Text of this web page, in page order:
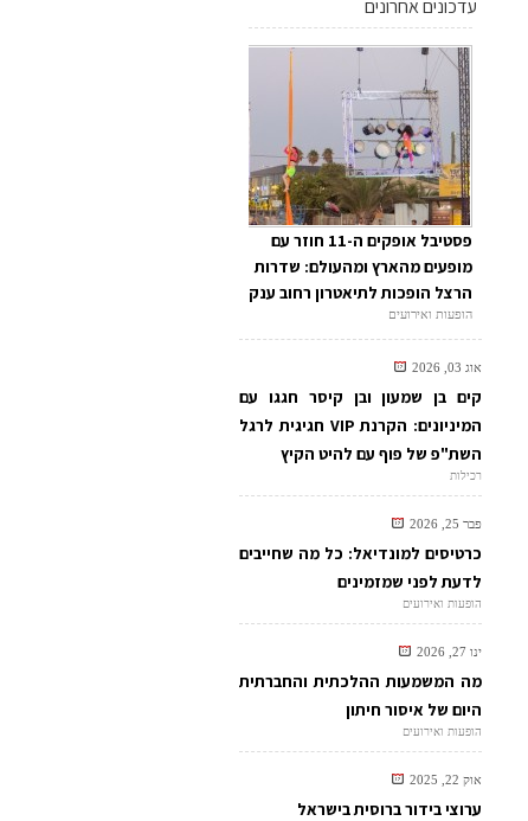
עדכונים אחרונים
פסטיבל אופקים ה-11 חוזר עם
מופעים מהארץ ומהעולם: שדרות
הרצל הופכות לתיאטרון רחוב ענק
הופעות ואירועים
אוג 03, 2026
קים בן שמעון ובן קיסר חגגו עם
המיניונים: הקרנת VIP חגיגית לרגל
השת"פ של פוף עם להיט הקיץ
רכילות
פבר 25, 2026
כרטיסים למונדיאל: כל מה שחייבים
לדעת לפני שמזמינים
הופעות ואירועים
ינו 27, 2026
מה המשמעות ההלכתית והחברתית
היום של איסור חיתון
הופעות ואירועים
אוק 22, 2025
ערוצי בידור ברוסית בישראל